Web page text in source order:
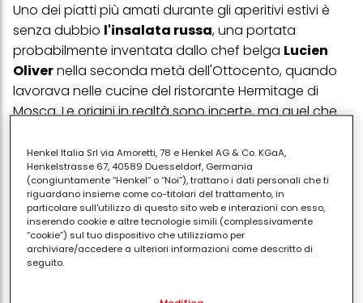
Uno dei piatti più amati durante gli aperitivi estivi è
senza dubbio l'insalata russa, una portata
probabilmente inventata dallo chef belga Lucien
Olivernella seconda metà dell'Ottocento, quando
lavorava nelle cucine del ristorante Hermitage di
Mosca. Le origini in realtà sono incerte, ma quel che
propria questaricetta, inserendola nei propri menù
come antipasto o contorno.
Come detto, oggil'insalata russa è anche regina
degli happy hourfra amici, servita solitamente già
porzionata in bicchierini o disposta in un piatto da
portata con un cucchiaio, per permettere a
Henkel Italia Srl via Amoretti, 78 e Henkel AG & Co. KGaA,
Henkelstrasse 67, 40589 Duesseldorf, Germania
(congiuntamente “Henkel” o “Noi”), trattano i dati personali che ti
riguardano insieme come co-titolari del trattamento, in
particolare sull'utilizzo di questo sito web e interazioni con esso,
inserendo cookie e altre tecnologie simili (complessivamente
“cookie”) sul tuo dispositivo che utilizziamo per
archiviare/accedere a ulteriori informazioni come descritto di
seguito.